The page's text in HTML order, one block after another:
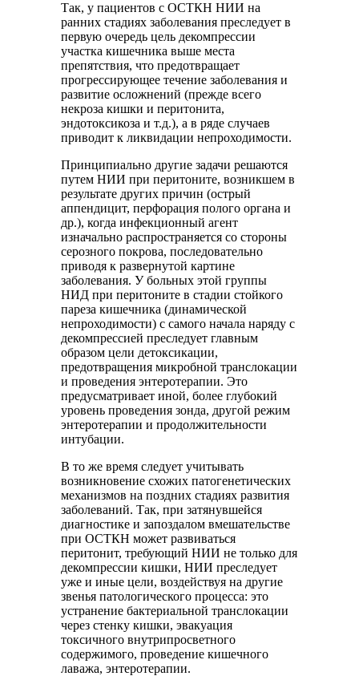
Так, у пациентов с ОСТКН НИИ на
ранних стадиях заболевания преследует в
первую очередь цель декомпрессии
участка кишечника выше места
препятствия, что предотвращает
прогрессирующее течение заболевания и
развитие осложнений (прежде всего
некроза кишки и перитонита,
эндотоксикоза и т.д.), а в ряде случаев
приводит к ликвидации непроходимости.
Принципиально другие задачи решаются
путем НИИ при перитоните, возникшем в
результате других причин (острый
аппендицит, перфорация полого органа и
др.), когда инфекционный агент
изначально распространяется со стороны
серозного покрова, последовательно
приводя к развернутой картине
заболевания. У больных этой группы
НИД при перитоните в стадии стойкого
пареза кишечника (динамической
непроходимости) с самого начала наряду с
декомпрессией преследует главным
образом цели детоксикации,
предотвращения микробной транслокации
и проведения энтеротерапии. Это
предусматривает иной, более глубокий
уровень проведения зонда, другой режим
энтеротерапии и продолжительности
интубации.
В то же время следует учитывать
возникновение схожих патогенетических
механизмов на поздних стадиях развития
заболеваний. Так, при затянувшейся
диагностике и запоздалом вмешательстве
при ОСТКН может развиваться
перитонит, требующий НИИ не только для
декомпрессии кишки, НИИ преследует
уже и иные цели, воздействуя на другие
звенья патологического процесса: это
устранение бактериальной транслокации
через стенку кишки, эвакуация
токсичного внутрипросветного
содержимого, проведение кишечного
лаважа, энтеротерапии.